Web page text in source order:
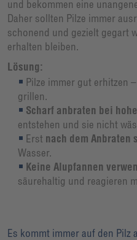
und bekommen eine
Daher sollten Pilze immer
schonend und gezielt gegart
erhalten bleiben.
Lösung:
Pilze immer gut erhitzen
grillen.
Scharf anbraten bei
entstehen und sie nicht
Erst nach dem Anbraten
Wasser.
Keine Alupfannen
säurehaltig und reagieren
Es kommt immer auf den Pilz